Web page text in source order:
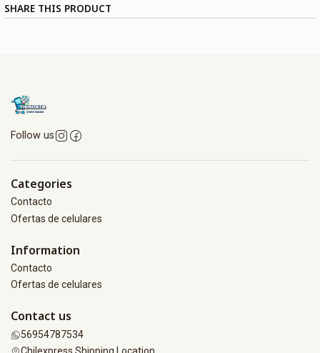
SHARE THIS PRODUCT
Follow us
Categories
Contacto
Ofertas de celulares
Information
Contacto
Ofertas de celulares
Contact us
56954787534